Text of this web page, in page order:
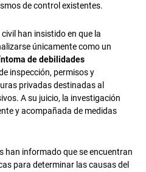
de control existentes.
han insistido en que la
únicamente como un
de debilidades
inspección, permisos y
privadas destinadas al
A su juicio, la investigación
y acompañada de medidas
han informado que se encuentran
para determinar las causas del